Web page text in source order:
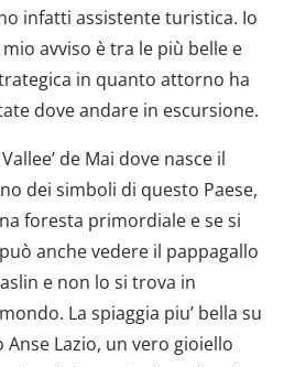
infatti assistente turistica. Io
avviso è tra le più belle e
in quanto attorno ha
dove andare in escursione.
de Mai dove nasce il
dei simboli di questo Paese,
foresta primordiale e se si
anche vedere il pappagallo
e non lo si trova in
La spiaggia piu’ bella su
Anse Lazio, un vero gioiello